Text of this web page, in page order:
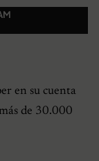
en su cuenta
de 30.000